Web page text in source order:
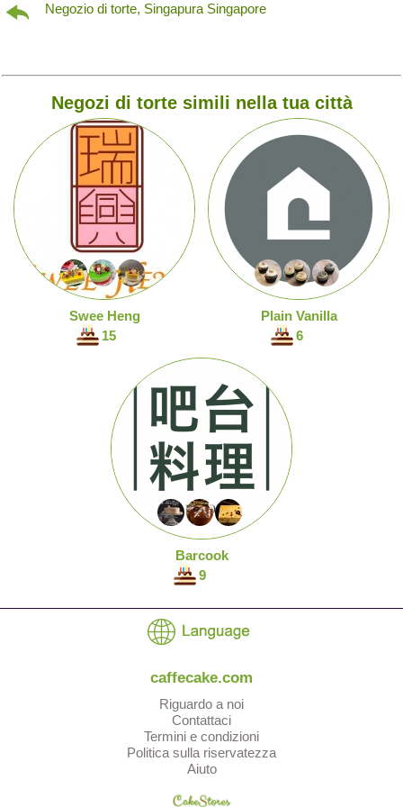
Negozio di torte, Singapura Singapore
Negozi di torte simili nella tua città
Swee Heng
15
Plain Vanilla
6
Barcook
9
caffecake.com
Riguardo a noi
Contattaci
Termini e condizioni
Politica sulla riservatezza
Aiuto